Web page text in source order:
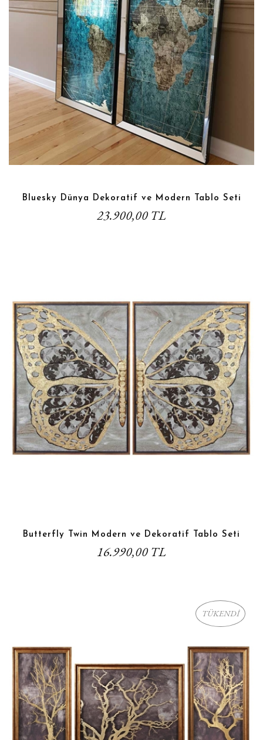
Bluesky Dünya Dekoratif ve Modern Tablo Seti
23.900,00 TL
Butterfly Twin Modern ve Dekoratif Tablo Seti
16.990,00 TL
TÜKENDİ